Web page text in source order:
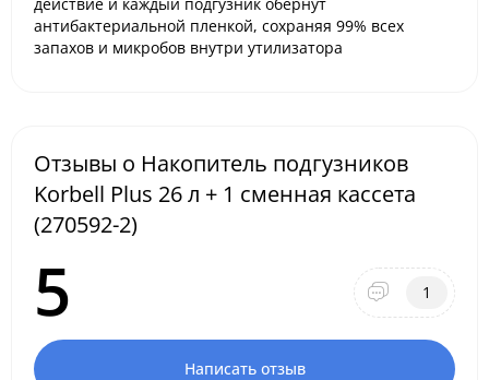
антибактериальной пленкой, сохраняя 99% всех
запахов и микробов внутри утилизатора
Отзывы о Накопитель подгузников
Korbell Plus 26 л + 1 сменная кассета
(270592-2)
5 1
Написать отзыв